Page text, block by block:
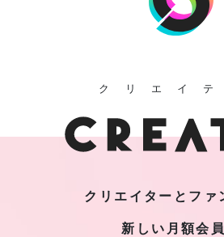
クリエイ
クリエイターとファ
新しい月額会